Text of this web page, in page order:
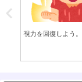
視力を回復しよう。